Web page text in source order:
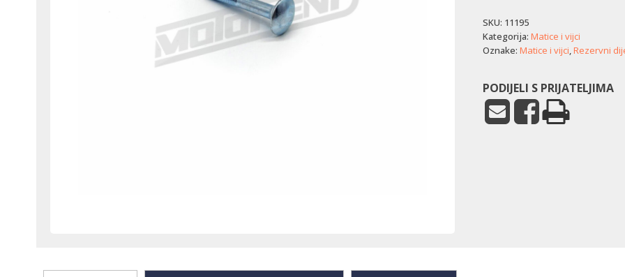
ručku
Stiga
(turban)
SKU: 11195
Kategorija: Matice i vijci
Oznake: Matice i vijci,Rezervni
PODIJELI S PRIJATELJIMA